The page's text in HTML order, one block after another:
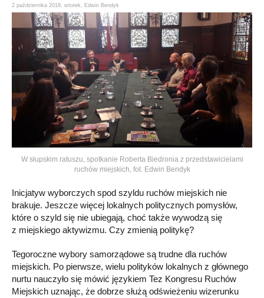
2 października 2018, wtorek , Edwin Bendyk
W słupskim ratuszu, spotkanie Roberta Biedronia z przedstawicielami
ruchów miejskich, fot. Edwin Bendyk
Inicjatyw wyborczych spod szyldu ruchów miejskich nie
brakuje. Jeszcze więcej lokalnych politycznych pomysłów,
które o szyld się nie ubiegają, choć także wywodzą się
z miejskiego aktywizmu. Czy zmienią politykę?
Tegoroczne wybory samorządowe są trudne dla ruchów
miejskich. Po pierwsze, wielu polityków lokalnych z głównego
nurtu nauczyło się mówić językiem Tez Kongresu Ruchów
Miejskich uznając, że dobrze służą odświeżeniu wizerunku